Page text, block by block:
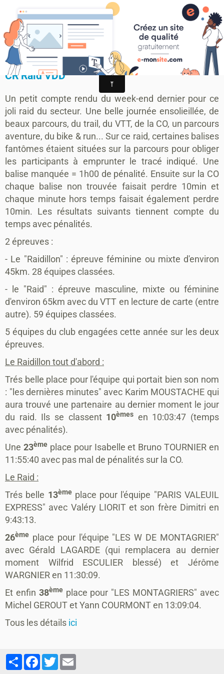
MONTAGRIER VTT-TRAIL
association montagrier sports loisirs
Raid Val de Dronne
CR Raid VDD
Un petit compte rendu du week-end dernier pour ce
joli raid du secteur. Une belle journée ensolieillée, de
beaux parcours, du trail, du VTT, de la CO, un parcours
aventure, du bike & run... Sur ce raid, certaines balises
fantômes étaient situées sur la parcours pour obliger
les participants à emprunter le tracé indiqué. Une
balise manquée = 1h00 de pénalité. Ensuite sur la CO
chaque balise non trouvée faisait perdre 10min et
chaque minute hors temps faisait également perdre
10min. Les résultats suivants tiennent compte du
temps avec pénalités.
2 épreuves :
- Le "Raidillon" : épreuve féminine ou mixte d'environ
45km. 28 équipes classées.
- le "Raid" : épreuve masculine, mixte ou féminine
d'environ 65km avec du VTT en lecture de carte (entre
autre). 59 équipes classées.
5 équipes du club engagées cette année sur les deux
épreuves.
Le Raidillon tout d'abord :
Trés belle place pour l'équipe qui portait bien son nom
: "les dernières minutes" avec Karim MOUSTACHE qui
aura trouvé une partenaire au dernier moment le jour
du raid. Ils se classent 10èmes en 10:03:47 (temps
avec pénalités).
Une 23èmeplace pour Isabelle et Bruno TOURNIER en
11:55:40 avec pas mal de pénalités sur la CO.
Le Raid :
Trés belle 13èmeplace pour l'équipe "PARIS VALEUIL
EXPRESS" avec Valéry LIORIT et son frère Dimitri en
9:43:13.
26ème place pour l'équipe "LES W DE MONTAGRIER"
avec Gérald LAGARDE (qui remplacera au dernier
moment Wilfrid ESCULIER blessé) et Jérôme
WARGNIER en 11:30:09.
Et enfin 38èmeplace pour "LES MONTAGRIERS" avec
Michel GEROUT et Yann COURMONT en 13:09:04.
Tous les détails ici
PartagerFacebook
Twitter